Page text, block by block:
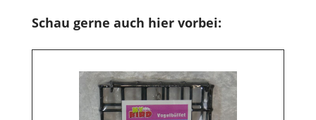
Produktgalerie überspringen
Schau gerne auch hier vorbei: